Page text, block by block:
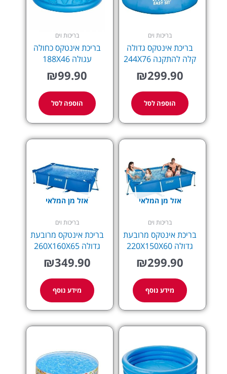
בריכות וים
בריכת אינטקס גדולה
קלה להתקנה 244X76
₪299.90
הוספה לסל
בריכות וים
בריכת אינטקס כחולה
עגולה 188X46
₪99.90
הוספה לסל
אזל מן המלאי
בריכות וים
בריכת אינטקס מרובעת
גדולה 220X150X60
₪299.90
מידע נוסף
אזל מן המלאי
בריכות וים
בריכת אינטקס מרובעת
גדולה 260X160X65
₪349.90
מידע נוסף